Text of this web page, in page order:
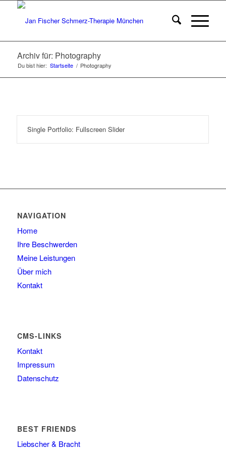
Archiv für: Photography
Du bist hier: Startseite / Photography
Single Portfolio: Fullscreen Slider
NAVIGATION
Home
Ihre Beschwerden
Meine Leistungen
Über mich
Kontakt
CMS-LINKS
Kontakt
Impressum
Datenschutz
BEST FRIENDS
Liebscher & Bracht